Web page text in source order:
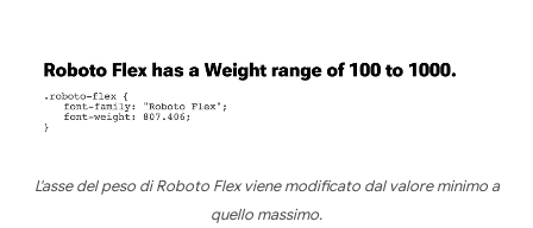
L'asse del peso di Roboto Flex viene modificato dal valore minimo a
quello massimo.